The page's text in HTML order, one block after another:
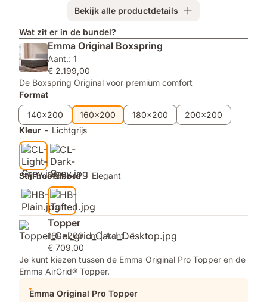
Duo
Aanpasbaar
Dekbed
Bekijk alle productdetails
Wat zit er in de bundel?
Emma Original Boxspring
Aant.: 1
€ 2.199,00
De Boxspring Original voor premium comfort
Format
140x200
160x200 180x200
200x200
Kleur - Lichtgrijs
Stijl hoofdbord - Elegant
Topper
160x200 cm | Aant.: 1
€ 709,00
Je kunt kiezen tussen de Emma Original Pro Topper en de
Emma AirGrid® Topper.
Emma Original Pro Topper